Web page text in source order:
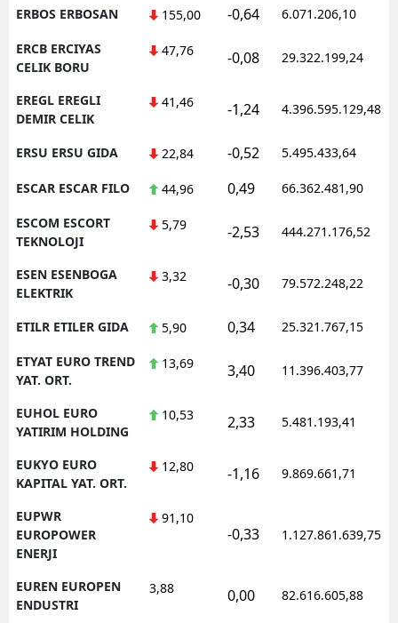
ERBOS ERBOSAN 155,00 -0,64 6.071.206,10
ERCB ERCIYAS
CELIK BORU
47,76 -0,08 29.322.199,24
EREGL EREGLI
DEMIR CELIK
41,46 -1,24 4.396.595.129,48
ERSU ERSU GIDA 22,84 -0,52 5.495.433,64
ESCAR ESCAR FILO 44,96 0,49 66.362.481,90
ESCOM ESCORT
TEKNOLOJI
5,79 -2,53 444.271.176,52
ESEN ESENBOGA
ELEKTRIK
3,32 -0,30 79.572.248,22
ETILR ETILER GIDA 5,90 0,34 25.321.767,15
ETYAT EURO TREND
YAT. ORT.
13,69 3,40 11.396.403,77
EUHOL EURO
YATIRIM HOLDING
10,53 2,33 5.481.193,41
EUKYO EURO
KAPITAL YAT. ORT.
12,80 -1,16 9.869.661,71
EUPWR
EUROPOWER
ENERJI
91,10
-0,33 1.127.861.639,75
EUREN EUROPEN
ENDUSTRI
3,88 0,00 82.616.605,88